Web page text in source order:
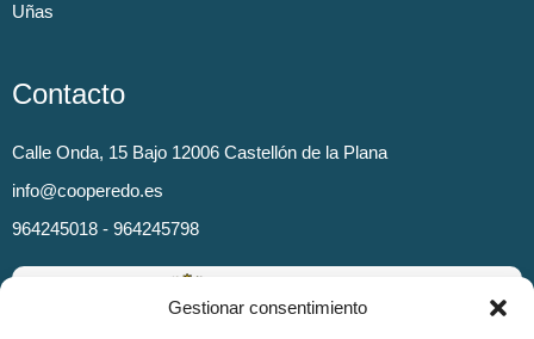
Gestionar consentimiento
Uñas
Contacto
Calle Onda, 15 Bajo 12006 Castellón de la Plana
info@cooperedo.es
964245018 - 964245798